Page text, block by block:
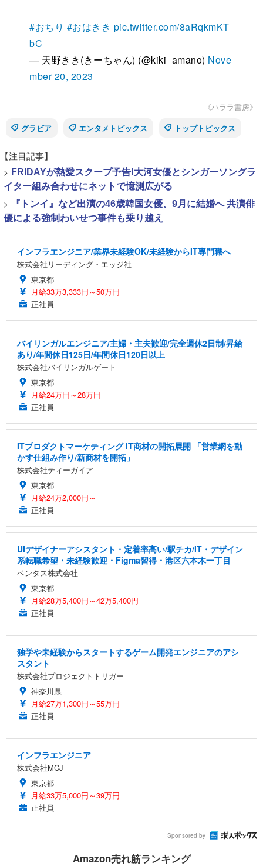
#おちり #おはきき pic.twitter.com/8aRqkmKT
bC
— 天野きき(きーちゃん) (@kiki_amano) Nove
mber 20, 2023
《ハララ書房》
グラビア
エンタメトピックス トップトピックス
【注目記事】
> FRIDAYが熱愛スクープ予告!大河女優とシンガーソングラ
イター組み合わせにネットで憶測広がる
>
『トンイ』など出演の46歳韓国女優、9月に結婚へ 共演俳
優による強制わいせつ事件も乗り越え
インフラエンジニア/業界未経験OK/未経験からIT専門職へ
株式会社リーディング・エッジ社
東京都
月給33万3,333円～50万円
正社員
バイリンガルエンジニア/主婦・主夫歓迎/完全週休2日制/昇給
あり/年間休日125日/年間休日120日以上
株式会社バイリンガルゲート
東京都
月給24万円～28万円
正社員
ITプロダクトマーケティング IT商材の開拓展開 「営業網を動
かす仕組み作り/新商材を開拓」
株式会社ティーガイア
東京都
月給24万2,000円～
正社員
UIデザイナーアシスタント・定着率高い/駅チカ/IT・デザイン
系転職希望・未経験歓迎・Figma習得・港区六本木一丁目
ベンタス株式会社
東京都
月給28万5,400円～42万5,400円
正社員
独学や未経験からスタートするゲーム開発エンジニアのアシ
スタント
株式会社プロジェクトトリガー
神奈川県
月給27万1,300円～55万円
正社員
インフラエンジニア
株式会社MCJ
東京都
月給33万5,000円～39万円
正社員
Sponsored by
Amazon売れ筋ランキング